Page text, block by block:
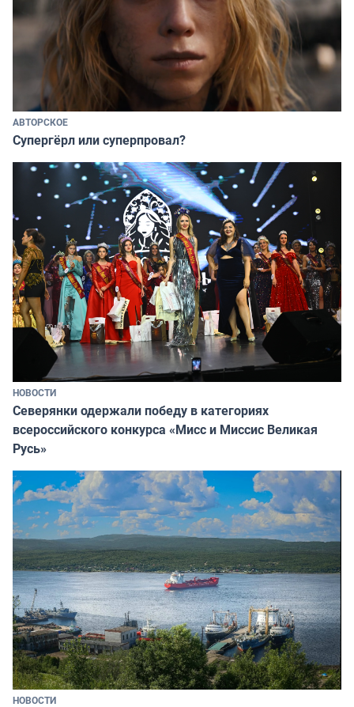
АВТОРСКОЕ
Супергёрл или суперпровал?
НОВОСТИ
Северянки одержали победу в категориях
всероссийского конкурса «Мисс и Миссис Великая
Русь»
НОВОСТИ